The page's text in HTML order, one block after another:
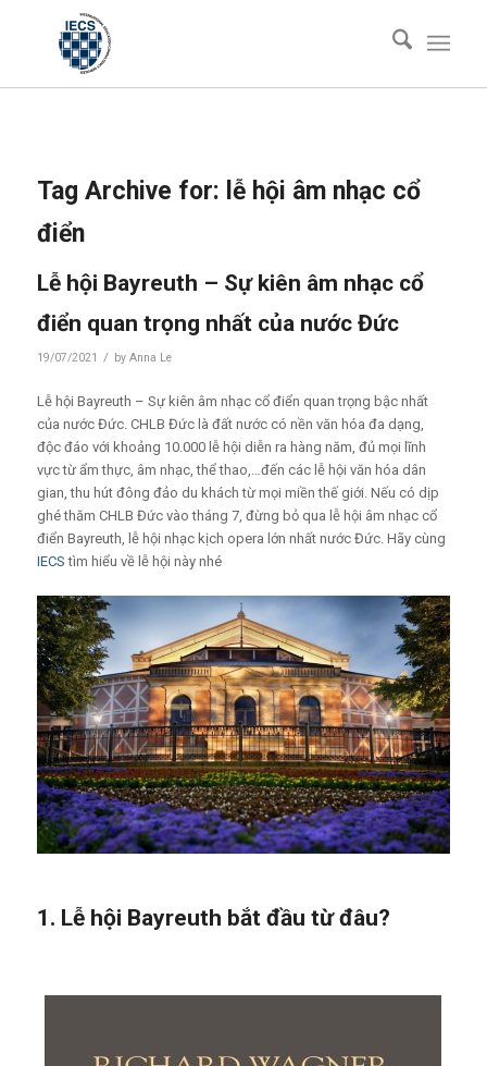
Tag Archive for: lễ hội âm nhạc cổ
điển
Lễ hội Bayreuth – Sự kiên âm nhạc cổ
điển quan trọng nhất của nước Đức
19/07/2021 / by Anna Le
Lễ hội Bayreuth – Sự kiên âm nhạc cổ điển quan trọng bậc nhất
của nước Đức. CHLB Đức là đất nước có nền văn hóa đa dạng,
độc đáo với khoảng 10.000 lễ hội diễn ra hàng năm, đủ mọi lĩnh
vực từ ẩm thực, âm nhạc, thể thao,…đến các lễ hội văn hóa dân
gian, thu hút đông đảo du khách từ mọi miền thế giới. Nếu có dịp
ghé thăm CHLB Đức vào tháng 7, đừng bỏ qua lễ hội âm nhạc cổ
điển Bayreuth, lễ hội nhạc kịch opera lớn nhất nước Đức. Hãy cùng
IECS tìm hiểu về lễ hội này nhé
1. Lễ hội Bayreuth bắt đầu từ đâu?